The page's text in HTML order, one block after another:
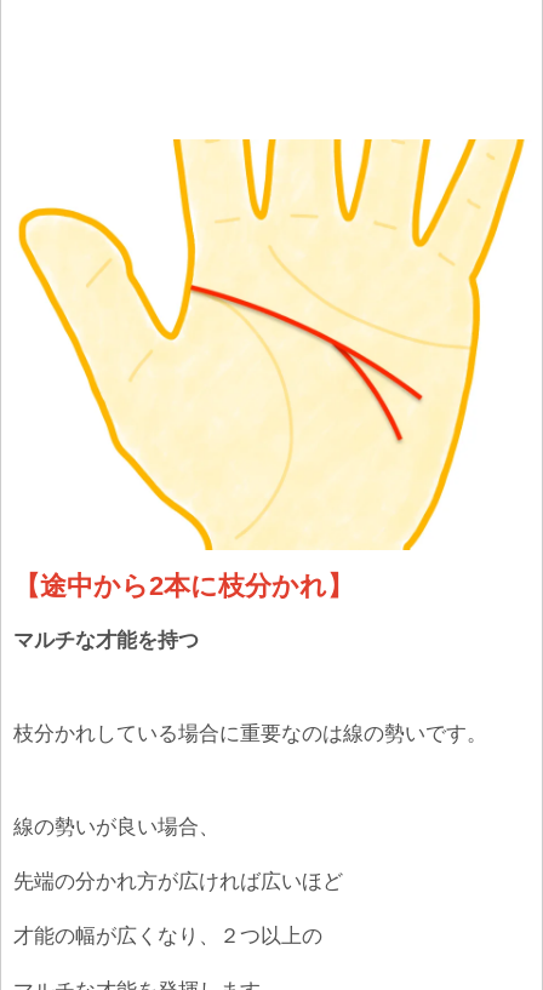
【途中から2本に枝分かれ】
マルチな才能を持つ
枝分かれしている場合に重要なのは線の勢いです。
線の勢いが良い場合、
先端の分かれ方が広ければ広いほど
才能の幅が広くなり、２つ以上の